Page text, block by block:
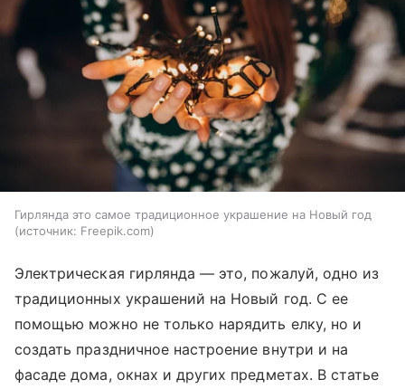
Гирлянда это самое традиционное украшение на Новый год
источник: Freepik.com
Электрическая гирлянда — это, пожалуй, одно из
традиционных украшений на Новый год. С ее
помощью можно не только нарядить елку, но и
создать праздничное настроение внутри и на
фасаде дома, окнах и других предметах. В статье